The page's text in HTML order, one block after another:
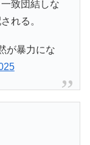
致団結しな
れる。
が暴力にな